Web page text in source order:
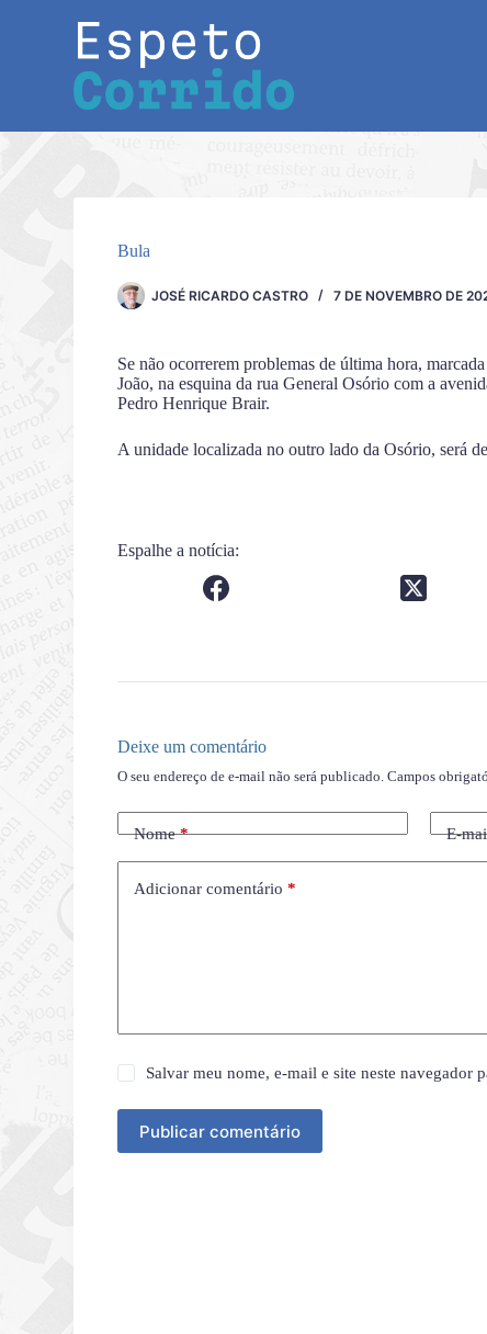
Bula
JOSÉ RICARDO CASTRO 7 DE NOVEMBRO DE
Se não ocorrerem problemas de última hora,
João, na esquina da rua General Osório com a
Pedro Henrique Brair.
A unidade localizada no outro lado da Osório, será
Espalhe a notícia:
Deixe um comentário
O seu endereço de e-mail não será publicado. Campos
Nome* E-
Adicionar comentário *
Salvar meu nome, e-mail e site neste navegador
Publicar comentário